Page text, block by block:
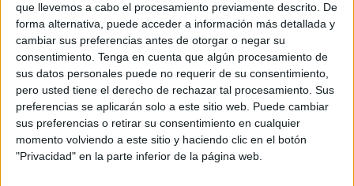
que llevemos a cabo el procesamiento previamente descrito. De
forma alternativa, puede acceder a información más detallada y
cambiar sus preferencias antes de otorgar o negar su
consentimiento. Tenga en cuenta que algún procesamiento de
sus datos personales puede no requerir de su consentimiento,
pero usted tiene el derecho de rechazar tal procesamiento. Sus
preferencias se aplicarán solo a este sitio web. Puede cambiar
sus preferencias o retirar su consentimiento en cualquier
momento volviendo a este sitio y haciendo clic en el botón
"Privacidad" en la parte inferior de la página web.
desarrollar estrategias de marketing de forma
más inteligente y obtener mejores resultados.
Making Science es sales partner y posee hasta la
fecha las certificaciones de producto relativas a
Analytics, Optimize, Tag Manager, Display &
Video 360, Campaign Manager y Search Ads 360.
A estas se le suma la certificación en GMP
Creative con el que oficialmente están